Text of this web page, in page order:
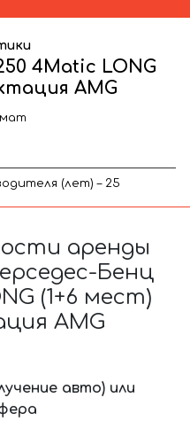
4Matic LONG
AMG
(лет) – 25
аренды
Бенц
(1+6 мест)
AMG
авто) или